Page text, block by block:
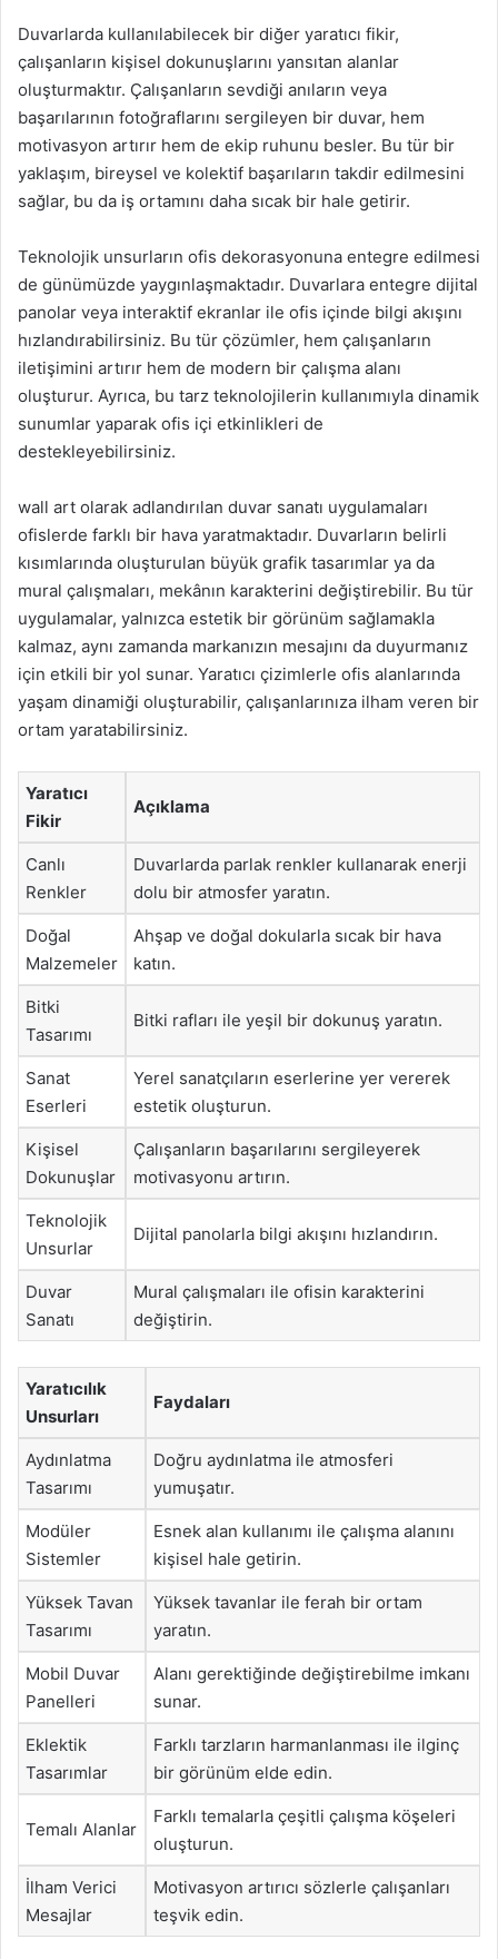
Duvarlarda kullanılabilecek bir diğer yaratıcı fikir,
çalışanların kişisel dokunuşlarını yansıtan alanlar
oluşturmaktır. Çalışanların sevdiği anıların veya
başarılarının fotoğraflarını sergileyen bir duvar, hem
motivasyon artırır hem de ekip ruhunu besler. Bu tür bir
yaklaşım, bireysel ve kolektif başarıların takdir edilmesini
sağlar, bu da iş ortamını daha sıcak bir hale getirir.
Teknolojik unsurların ofis dekorasyonuna entegre edilmesi
de günümüzde yaygınlaşmaktadır. Duvarlara entegre dijital
panolar veya interaktif ekranlar ile ofis içinde bilgi akışını
hızlandırabilirsiniz. Bu tür çözümler, hem çalışanların
iletişimini artırır hem de modern bir çalışma alanı
oluşturur. Ayrıca, bu tarz teknolojilerin kullanımıyla dinamik
sunumlar yaparak ofis içi etkinlikleri de
destekleyebilirsiniz.
wall art olarak adlandırılan duvar sanatı uygulamaları
ofislerde farklı bir hava yaratmaktadır. Duvarların belirli
kısımlarında oluşturulan büyük grafik tasarımlar ya da
mural çalışmaları, mekânın karakterini değiştirebilir. Bu tür
uygulamalar, yalnızca estetik bir görünüm sağlamakla
kalmaz, aynı zamanda markanızın mesajını da duyurmanız
için etkili bir yol sunar. Yaratıcı çizimlerle ofis alanlarında
yaşam dinamiği oluşturabilir, çalışanlarınıza ilham veren bir
ortam yaratabilirsiniz.
Yaratıcı
Fikir
Açıklama
Canlı
Renkler
Duvarlarda parlak renkler kullanarak enerji
dolu bir atmosfer yaratın.
Doğal
Malzemeler
Ahşap ve doğal dokularla sıcak bir hava
katın.
Bitki
Tasarımı
Bitki rafları ile yeşil bir dokunuş yaratın.
Sanat
Eserleri
Yerel sanatçıların eserlerine yer vererek
estetik oluşturun.
Kişisel
Dokunuşlar
Çalışanların başarılarını sergileyerek
motivasyonu artırın.
Teknolojik
Unsurlar
Dijital panolarla bilgi akışını hızlandırın.
Duvar
Sanatı
Mural çalışmaları ile ofisin karakterini
değiştirin.
Yaratıcılık
Unsurları
Faydaları
Aydınlatma
Tasarımı
Doğru aydınlatma ile atmosferi
yumuşatır.
Modüler
Sistemler
Esnek alan kullanımı ile çalışma alanını
kişisel hale getirin.
Yüksek Tavan
Tasarımı
Yüksek tavanlar ile ferah bir ortam
yaratın.
Mobil Duvar
Panelleri
Alanı gerektiğinde değiştirebilme imkanı
sunar.
Eklektik
Tasarımlar
Farklı tarzların harmanlanması ile ilginç
bir görünüm elde edin.
Temalı Alanlar
Farklı temalarla çeşitli çalışma köşeleri
oluşturun.
İlham Verici
Mesajlar
Motivasyon artırıcı sözlerle çalışanları
teşvik edin.